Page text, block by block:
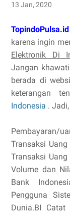
13 Jan, 2020
TopindoPulsa.id
karena ingin
Elektronik Di
Jangan
berada di
keterangan
Indonesia .
Pembayaran/
Transaksi
Transaksi
Volume dan
Bank
Pengguna
Dunia.BI